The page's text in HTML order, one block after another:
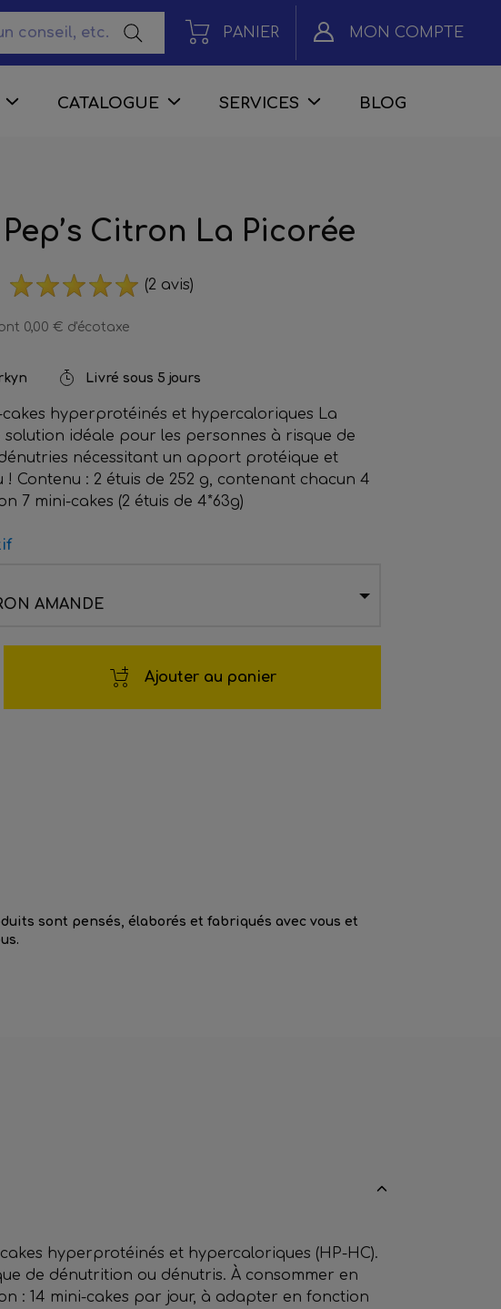
PANIER MON COMPTE
CATALOGUE SERVICES BLOG
Citron La Picorée
(2 avis)
0,00 € d'écotaxe
Livré sous 5 jours
cakes hyperprotéinés et hypercaloriques La
solution idéale pour les personnes à risque de
nécessitant un apport protéique et
! Contenu : 2 étuis de 252 g, contenant chacun 4
7 mini-cakes (2 étuis de 4*63g)
AMANDE
Ajouter au panier
sont pensés, élaborés et fabriqués avec vous et
hyperprotéinés et hypercaloriques (HP-HC).
de dénutrition ou dénutris. À consommer en
: 14 mini-cakes par jour, à adapter en fonction